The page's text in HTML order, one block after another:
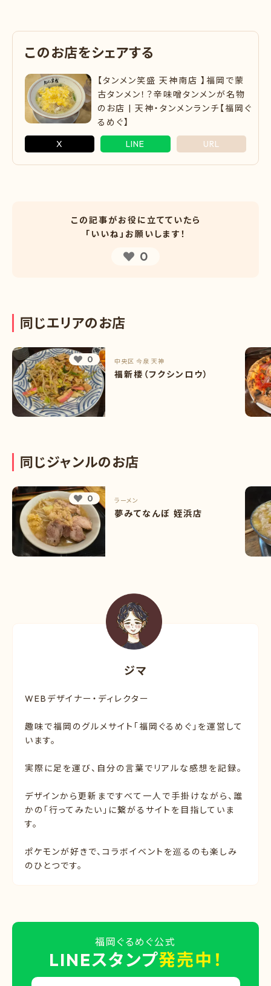
このお店をシェアする
【タンメン笑盛 天神南店 】福岡で蒙
古タンメン！？辛味噌タンメンが名物
のお店 | 天神・タンメンランチ【福岡ぐ
るめぐ】
X
LINE URL
この記事がお役に立てていたら
「いいね」お願いします！
0
同じエリアのお店
中央区 今泉 天神
福新楼（フクシンロウ）
0
同 じジャンルのお店
ラーメン
夢みてなんぼ 姪浜店
0
ジマ
WEBデザイナー・ディレクター
趣味で福岡のグルメサイト「福岡ぐるめぐ」を運営して
います。
実際に足を運び、自分の言葉でリアルな感想を記録。
デザインから更新まですべて一人で手掛けながら、誰
かの「行ってみたい」に繋がるサイトを目指していま
す。
ポケモンが好きで、コラボイベントを巡るのも楽しみ
のひとつです。
福岡ぐるめぐ公式
LINEスタンプ発売中！